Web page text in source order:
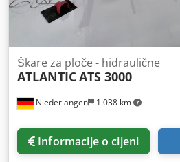
Niederlangen 1.038 km
Škare za ploče - hidraulične
ATLANTICATS 3000
Informacije o cijeni